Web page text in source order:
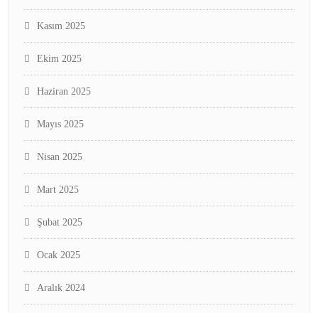
Kasım 2025
Ekim 2025
Haziran 2025
Mayıs 2025
Nisan 2025
Mart 2025
Şubat 2025
Ocak 2025
Aralık 2024